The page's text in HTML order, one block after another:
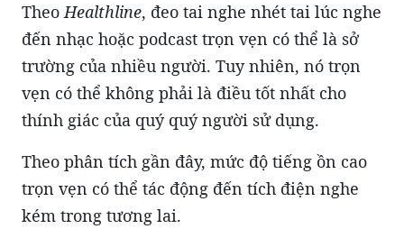
TheoHealthline, đeo tai nghe nhét tai lúc nghe
đến nhạc hoặc podcast trọn vẹn có thể là sở
trường của nhiều người. Tuy nhiên, nó trọn
vẹn có thể không phải là điều tốt nhất cho
thính giác của quý quý người sử dụng.
Theo phân tích gần đây, mức độ tiếng ồn cao
trọn vẹn có thể tác động đến tích điện nghe
kém trong tương lai.